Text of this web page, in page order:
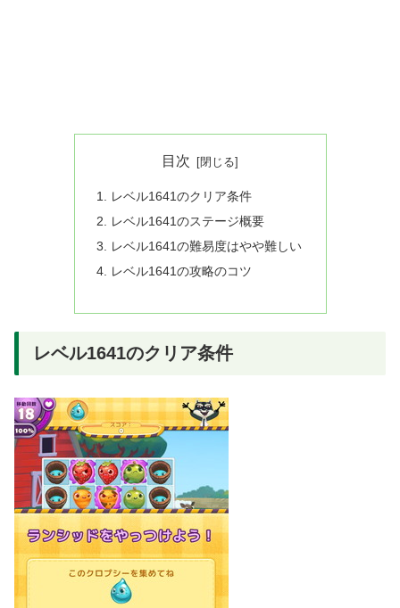
目次
レベル1641のクリア条件
レベル1641のステージ概要
レベル1641の難易度はやや難しい
レベル1641の攻略のコツ
レベル1641のクリア条件